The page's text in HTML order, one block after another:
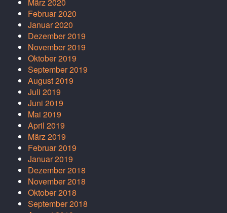
Februar 2020
Januar 2020
Dezember 2019
November 2019
Oktober 2019
September 2019
August 2019
Juli 2019
Juni 2019
Mai 2019
April 2019
März 2019
Februar 2019
Januar 2019
Dezember 2018
November 2018
Oktober 2018
September 2018